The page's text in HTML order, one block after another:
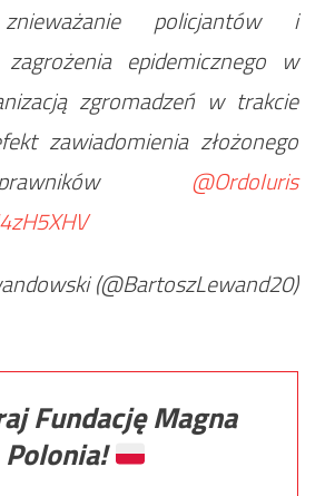
policjantów i
epidemicznego w
zgromadzeń w trakcie
zawiadomienia złożonego
@OrdoIuris
(@BartoszLewand20)
Fundację Magna
Polonia!